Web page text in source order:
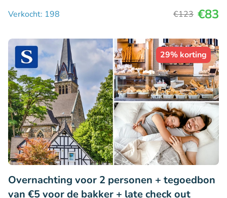
Verkocht: 198
€123 €83
29% korting
Overnachting voor 2 personen + tegoedbon
van €5 voor de bakker + late check out